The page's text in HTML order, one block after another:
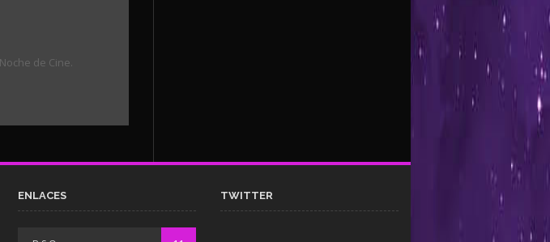
de Cine.
ENLACES TWITTER